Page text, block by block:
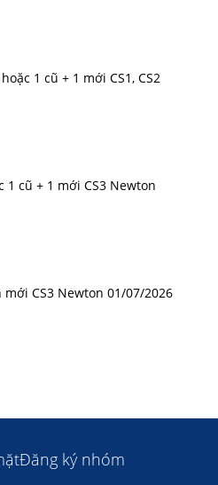
1 cũ + 1 mới CS1, CS2
cũ + 1 mới CS3 Newton
CS3 Newton 01/07/2026
Đăng ký nhóm